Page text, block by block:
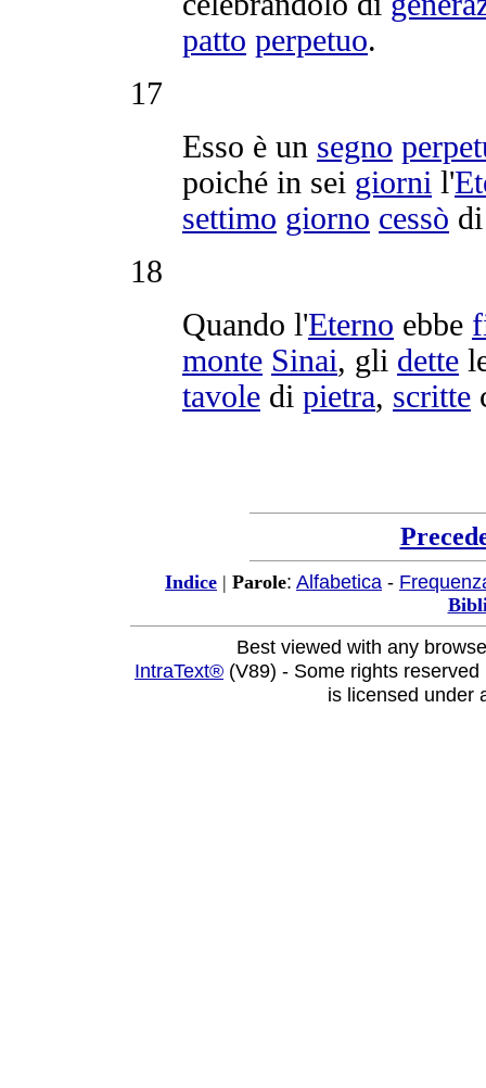
patto perpetuo.
17
Esso è un segno
poiché in sei giorni l'
settimo giorno cessò
18
Quando l'Eterno ebbe
monte Sinai, gli dette
tavole di pietra, scritte
Indice | Parole: Alfabetica -
Best viewed with any
IntraText® (V89) - Some rights
is licensed under